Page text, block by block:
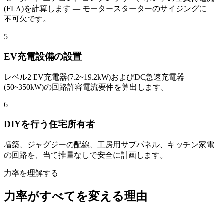
(FLA)を計算します — モータースターターのサイジングに
不可欠です。
5
EV充電設備の設置
レベル2 EV充電器(7.2~19.2kW)およびDC急速充電器
(50~350kW)の回路許容電流要件を算出します。
6
DIYを行う住宅所有者
増築、ジャグジーの配線、工房用サブパネル、キッチン家電
の回路を、当て推量なしで安全に計画します。
力率を理解する
力率がすべてを変える理由